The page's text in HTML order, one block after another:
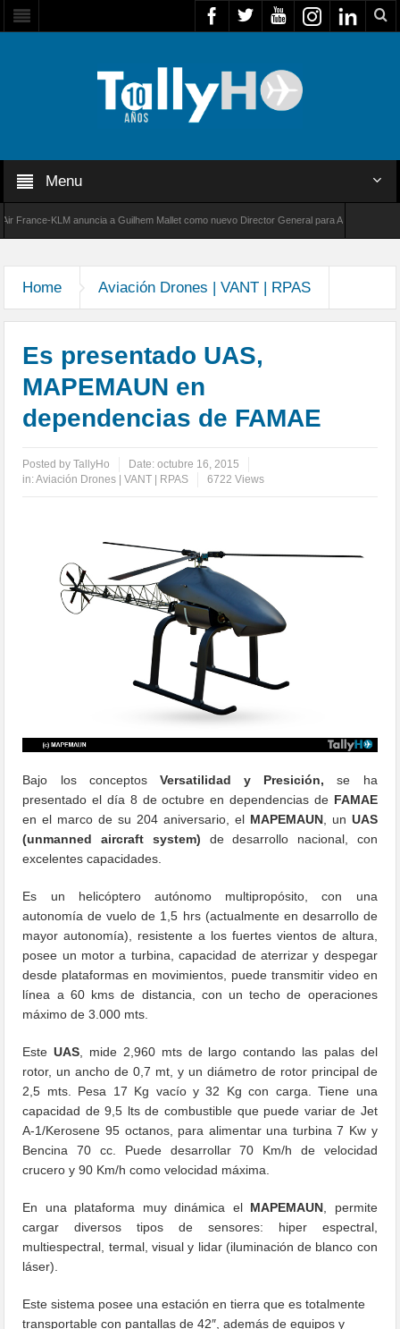
Menu
KLM anuncia a Guilhem Mallet como nuevo Director General para América Latina
Home Aviación Drones | VANT | RPAS
Es presentado UAS,
MAPEMAUN en
dependencias de FAMAE
Posted byTallyHo Date:octubre 16, 2015
in:Aviación Drones | VANT | RPAS 6722 Views
Bajo los conceptos Versatilidad y Presición, se ha
presentado el día 8 de octubre en dependencias de FAMAE
en el marco de su 204 aniversario, el MAPEMAUN, un UAS
(unmanned aircraft system) de desarrollo nacional, con
excelentes capacidades.
Es un helicóptero autónomo multipropósito, con una
autonomía de vuelo de 1,5 hrs (actualmente en desarrollo de
mayor autonomía), resistente a los fuertes vientos de altura,
posee un motor a turbina, capacidad de aterrizar y despegar
desde plataformas en movimientos, puede transmitir video en
línea a 60 kms de distancia, con un techo de operaciones
máximo de 3.000 mts.
EsteUAS , mide 2,960 mts de largo contando las palas del
rotor, un ancho de 0,7 mt, y un diámetro de rotor principal de
2,5 mts. Pesa 17 Kg vacío y 32 Kg con carga. Tiene una
capacidad de 9,5 lts de combustible que puede variar de Jet
A-1/Kerosene 95 octanos, para alimentar una turbina 7 Kw y
Bencina 70 cc. Puede desarrollar 70 Km/h de velocidad
crucero y 90 Km/h como velocidad máxima.
En una plataforma muy dinámica el MAPEMAUN , permite
cargar diversos tipos de sensores: hiper espectral,
multiespectral, termal, visual y lidar (iluminación de blanco con
láser).
Este sistema posee una estación en tierra que es totalmente
transportable con pantallas de 42″, además de equipos y